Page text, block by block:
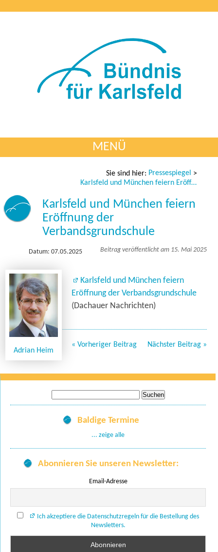
MENÜ
Sie sind hier: Pressespiegel >
Karlsfeld und München feiern Eröffnung der Verbandsgrundschule
Karlsfeld und München feiern
Eröffnung der
Verbandsgrundschule
Datum: 07.05.2025 Beitrag veröffentlicht am 15. Mai 2025
Adrian Heim
Karlsfeld und München feiern
Eröffnung der Verbandsgrundschule
(Dachauer Nachrichten)
« Vorheriger Beitrag Nächster Beitrag »
nach:
Baldige Termine
... zeige alle
Abonnieren Sie unseren Newsletter:
Email-Adresse
Ich akzeptiere die Datenschutzregeln für die Bestellung des
Newsletters.